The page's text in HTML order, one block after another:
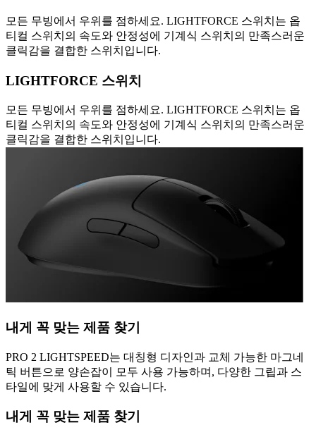
모든 무빙에서 우위를 점하세요. LIGHTFORCE 스위치는 옵
티컬 스위치의 속도와 안정성에 기계식 스위치의 만족스러운
클릭감을 결합한 스위치입니다.
LIGHTFORCE 스위치
모든 무빙에서 우위를 점하세요. LIGHTFORCE 스위치는 옵
티컬 스위치의 속도와 안정성에 기계식 스위치의 만족스러운
클릭감을 결합한 스위치입니다.
내게 꼭 맞는 제품 찾기
PRO 2 LIGHTSPEED는 대칭형 디자인과 교체 가능한 마그네
틱 버튼으로 양손잡이 모두 사용 가능하며, 다양한 그립과 스
타일에 맞게 사용할 수 있습니다.
내게 꼭 맞는 제품 찾기